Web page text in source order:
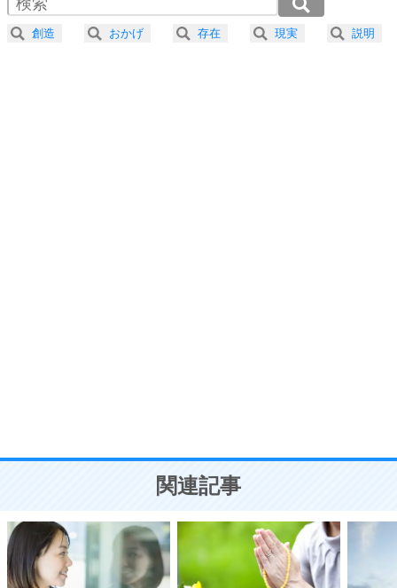
ことが大切。
2.5倍速 （325KB 1分23秒）
3.0倍速 （271KB 1分9秒）
創造 おかげ 存在 現実 説明
関連記事